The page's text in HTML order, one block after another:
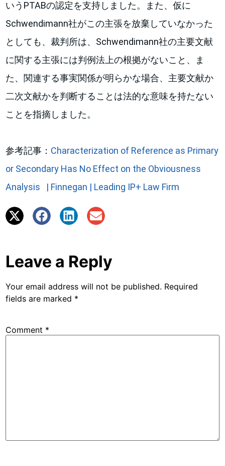
いうPTABの認定を支持しました。また、仮に
Schwendimann社がこの主張を放棄していなかった
としても、裁判所は、Schwendimann社の主要文献
に関する主張には判例法上の根拠がないこと、ま
た、関連する事実関係が明らかな場合、主要文献か
二次文献かを判断することは法的な意味を持たない
ことを指摘しました。
参考記事： Characterization of Reference as Primary
or Secondary Has No Effect on the Obviousness
Analysis | Finnegan | Leading IP+ Law Firm
Leave a Reply
Your email address will not be published. Required
fields are marked *
Comment *